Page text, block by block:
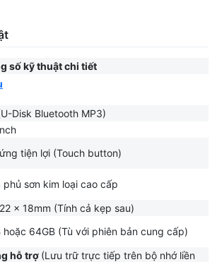
số kỹ thuật chi tiết
Disk Bluetooth MP3)
tiện lợi (Touch button)
phủ sơn kim loại cao cấp
x 18mm (Tính cả kẹp sau)
hoặc 64GB (Tù với phiên bản cung cấp)
hỗ trợ (Lưu trữ trực tiếp trên bộ nhớ liền